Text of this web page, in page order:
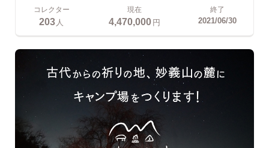
コレクター
203人
現在
4,470,000円
終了
2021/06/30